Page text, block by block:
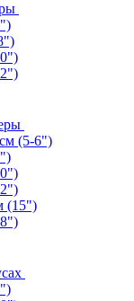
(5-6")
(15")